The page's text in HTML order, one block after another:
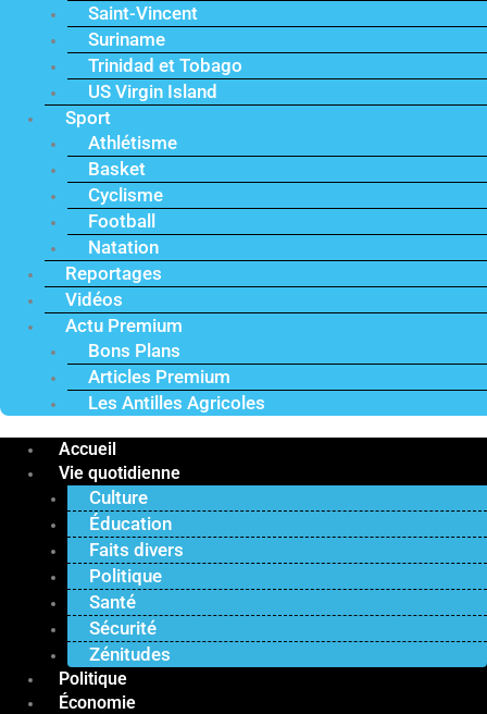
Saint-Vincent
Suriname
Trinidad et Tobago
US Virgin Island
Sport
Athlétisme
Basket
Cyclisme
Football
Natation
Reportages
Vidéos
Actu Premium
Bons Plans
Articles Premium
Les Antilles Agricoles
Accueil
Vie quotidienne
Culture
Éducation
Faits divers
Politique
Santé
Sécurité
Zénitudes
Politique
Économie